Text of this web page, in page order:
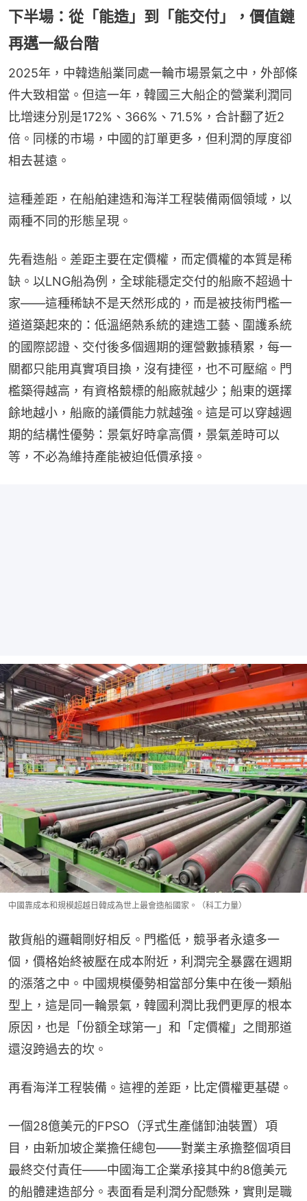
下半場：從「能造」到「能交付」，價值鏈
再邁一級台階
2025年，中韓造船業同處一輪市場景氣之中，外部條
件大致相當。但這一年，韓國三大船企的營業利潤同
比增速分別是172%、366%、71.5%，合計翻了近2
倍。同樣的市場，中國的訂單更多，但利潤的厚度卻
相去甚遠。
這種差距，在船舶建造和海洋工程裝備兩個領域，以
兩種不同的形態呈現。
先看造船。差距主要在定價權，而定價權的本質是稀
缺。以LNG船為例，全球能穩定交付的船廠不超過十
家——這種稀缺不是天然形成的，而是被技術門檻一
道道築起來的：低溫絕熱系統的建造工藝、圍護系統
的國際認證、交付後多個週期的運營數據積累，每一
關都只能用真實項目換，沒有捷徑，也不可壓縮。門
檻築得越高，有資格競標的船廠就越少；船東的選擇
餘地越小，船廠的議價能力就越強。這是可以穿越週
期的結構性優勢：景氣好時拿高價，景氣差時可以
等，不必為維持產能被迫低價承接。
中國靠成本和規模超越日韓成為世上最會造船國家。（科工力量）
散貨船的邏輯剛好相反。門檻低，競爭者永遠多一
個，價格始終被壓在成本附近，利潤完全暴露在週期
的漲落之中。中國規模優勢相當部分集中在後一類船
型上，這是同一輪景氣，韓國利潤比我們更厚的根本
原因，也是「份額全球第一」和「定價權」之間那道
還沒跨過去的坎。
再看海洋工程裝備。這裡的差距，比定價權更基礎。
一個28億美元的FPSO（浮式生產儲卸油裝置）項
目，由新加坡企業擔任總包——對業主承擔整個項目
最終交付責任——中國海工企業承接其中約8億美元
的船體建造部分。表面看是利潤分配懸殊，實則是職